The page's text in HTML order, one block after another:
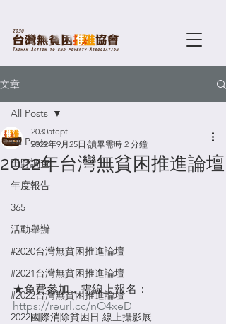
文章
All Posts
田野調查
年度報告
365
活動舉辦
#2020台灣無貧困推進論壇
#2021台灣無貧困推進論壇
#2022台灣無貧困推進論壇
2022國際消除貧困日 線上攝影展
All Posts
2022年台灣無貧困推進論壇
2030atept
2022年9月25日 讀畢需時 2 分鐘
★免費參加，需線上報名：
https://reurl.cc/nO4xeD